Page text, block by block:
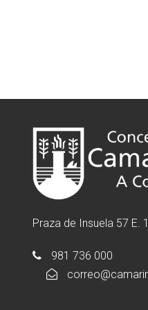
Praza de Insuela 57 E.
981 736 000